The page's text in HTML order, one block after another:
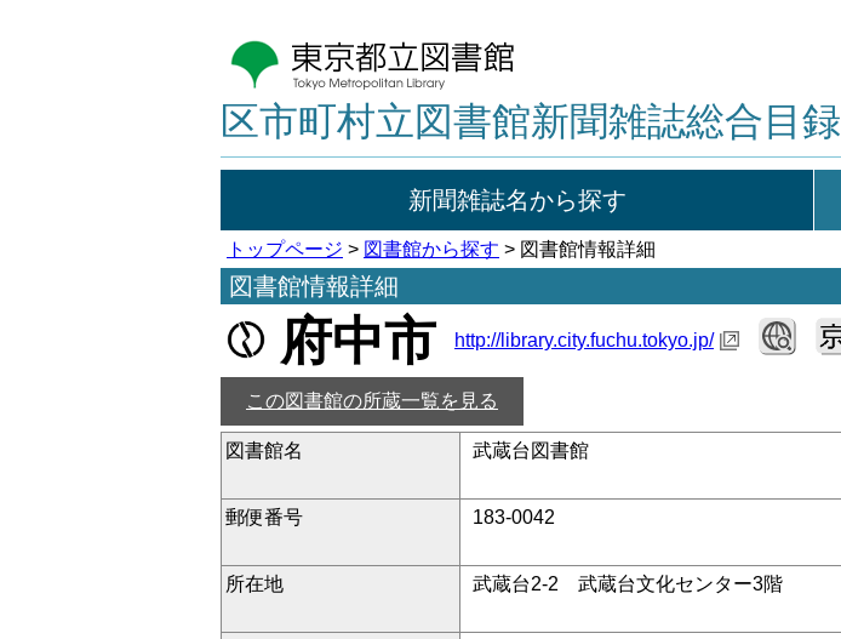
区市町村立図書館新聞雑誌総合目録
新聞雑誌名から探す
トップページ > 図書館から探す > 図書館情報詳細
図書館情報詳細
府中市 http://library.city.fuchu.tokyo.jp/
この図書館の所蔵一覧を見る
図書館名
武蔵台図書館
郵便番号 183-0042
所在地 武蔵台2-2 武蔵台文化センター3階